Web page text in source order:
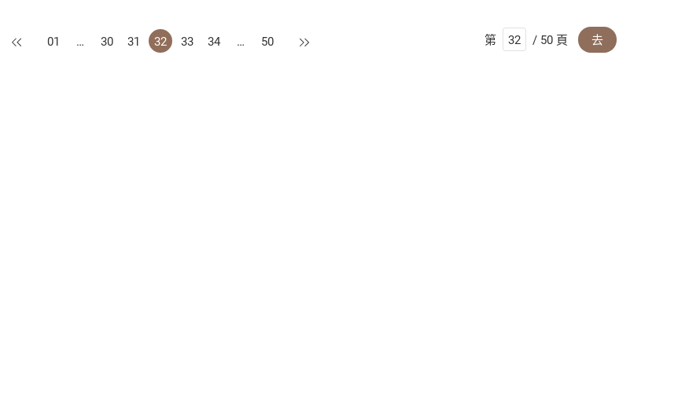
上一頁
01 … 30 31 32 33 34 … 50 下一頁 第 / 50 頁 去